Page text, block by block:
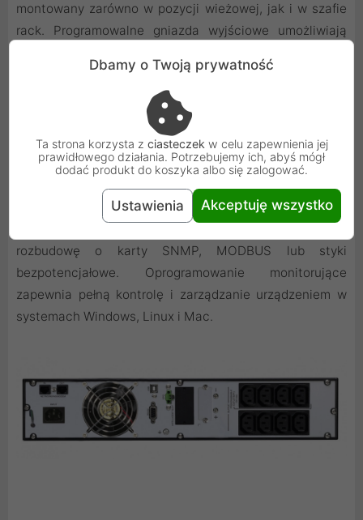
montowany zarówno w pozycji wieżowej, jak i w szafie
rack. Programowalne gniazda wyjściowe umożliwiają
a funkcja zimnego startu pozwala na uruchomienie
urządzenia bez dostępu do sieci elektrycznej.
Pełna kontrola i łączność
Zasilacz został wyposażony w porty komunikacyjne
rozbudowę o karty SNMP, MODBUS lub styki
bezpotencjałowe. Oprogramowanie monitorujące
zapewnia pełną kontrolę i zarządzanie urządzeniem w
systemach Windows, Linux i Mac.
Dbamy o Twoją prywatność
Ta strona korzysta z ciasteczek w celu zapewnienia jej
prawidłowego działania. Potrzebujemy ich, abyś mógł
dodać produkt do koszyka albo się zalogować.
Ustawienia Akceptuję wszystko